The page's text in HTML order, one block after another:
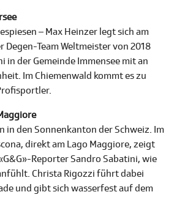
– Max Heinzer legt sich am
Degen-Team Weltmeister von 2018
in der Gemeinde Immensee mit an
Im Chiemenwald kommt es zu
in den Sonnenkanton der Schweiz. Im
direkt am Lago Maggiore, zeigt
Reporter Sandro Sabatini, wie
Christa Rigozzi führt dabei
und gibt sich wasserfest auf dem